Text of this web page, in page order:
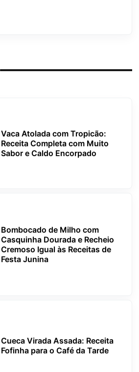
Vaca Atolada com Tropicão:
Receita Completa com Muito
Sabor e Caldo Encorpado
Bombocado de Milho com
Casquinha Dourada e Recheio
Cremoso Igual às Receitas de
Festa Junina
Cueca Virada Assada: Receita
Fofinha para o Café da Tarde